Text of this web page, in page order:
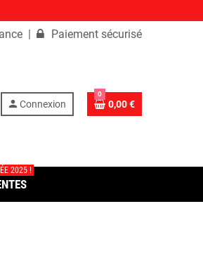
| Paiement sécurisé
person Connexion
0
0,00 €
2025 !